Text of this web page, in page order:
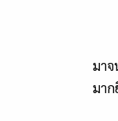
มา
มาก